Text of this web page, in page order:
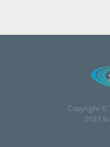
Copyright ©
2023